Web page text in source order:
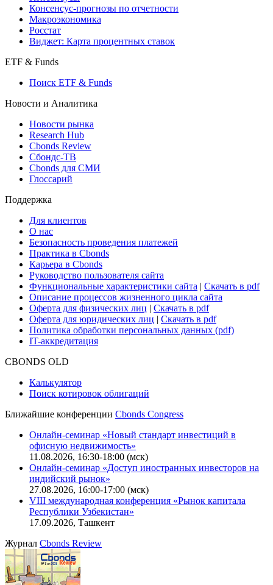
Поиск индексов
Страницы стран
Создать индекс
Консенсусы
Консенсус-прогнозы по отчетности
Макроэкономика
Виджет: Карта процентных ставок
ETF & Funds
Поиск ETF & Funds
Новости и Аналитика
Новости рынка
Research Hub
Cbonds Review
Сбондс-ТВ
Глоссарий
Поддержка
Для клиентов
О нас
Безопасность проведения платежей
Практика в Cbonds
Карьера в Cbonds
Руководство пользователя сайта
Функциональные характеристики сайта|Скачать в pdf
Описание процессов жизненного цикла сайта
Оферта для физических лиц
Оферта для юридических лиц
IT-аккредитация
Поиск котировок облигаций
Ближайшие конференцииCbonds Congress
Онлайн-семинар «Новый стандарт инвестиций в
офисную недвижимость»
11.08.2026, 16:30-18:00 (мск)
Онлайн-семинар «Доступ иностранных инвесторов на
индийский рынок»
VIII международная конференция «Рынок капитала
Республики Узбекистан»
17.09.2026, Ташкент